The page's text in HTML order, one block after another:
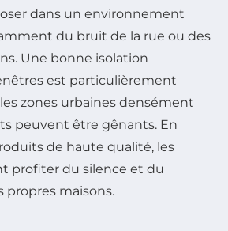
dans un environnement
du bruit de la rue ou des
Une bonne isolation
est particulièrement
zones urbaines densément
peuvent être gênants. En
de haute qualité, les
profiter du silence et du
propres maisons.